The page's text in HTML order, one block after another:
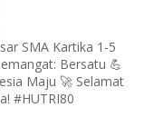
SMA Kartika 1-5
Bersatu 💪
Maju 🚀 Selamat
#HUTRI80